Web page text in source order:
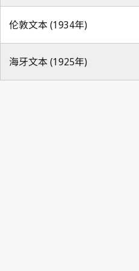
伦敦文本 (1934年)
海牙文本 (1925年)